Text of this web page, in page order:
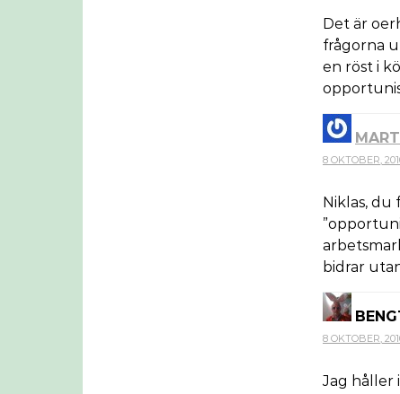
Det är
frågorna
en röst i
8 OKTOBER,
Niklas, du
bidrar
8 OKTOBER,
Jag håller